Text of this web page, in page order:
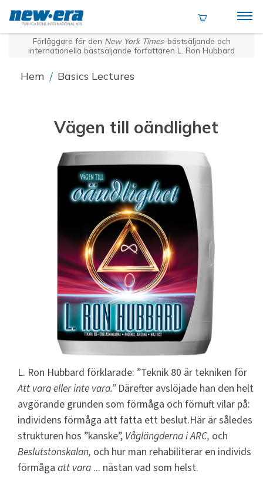
Förläggare för den New York Times-bästsäljande och
internationella bästsäljande författaren L. Ron Hubbard
Hem / Basics Lectures
Vägen till oändlighet
L. Ron Hubbard förklarade: ”Teknik 80 är tekniken för
Att vara eller inte vara.”Därefter avslöjade han den helt
avgörande grunden som förmåga och förnuft vilar på:
individens förmåga att fatta ett beslut.Här är således
strukturen hos ”kanske”, Våglängderna i ARC, och
Beslutstonskalan, och hur man rehabiliterar en individs
förmåga att vara ... nästan vad som helst.